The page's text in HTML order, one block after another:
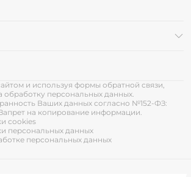
и используя формы обратной связи,
обработку персональных данных.
Ваших данных согласно №152-ФЗ:
на копирование информации.
cookies
персональных данных
персональных данных